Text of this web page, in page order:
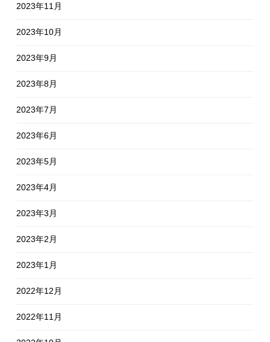
2023年11月
2023年10月
2023年9月
2023年8月
2023年7月
2023年6月
2023年5月
2023年4月
2023年3月
2023年2月
2023年1月
2022年12月
2022年11月